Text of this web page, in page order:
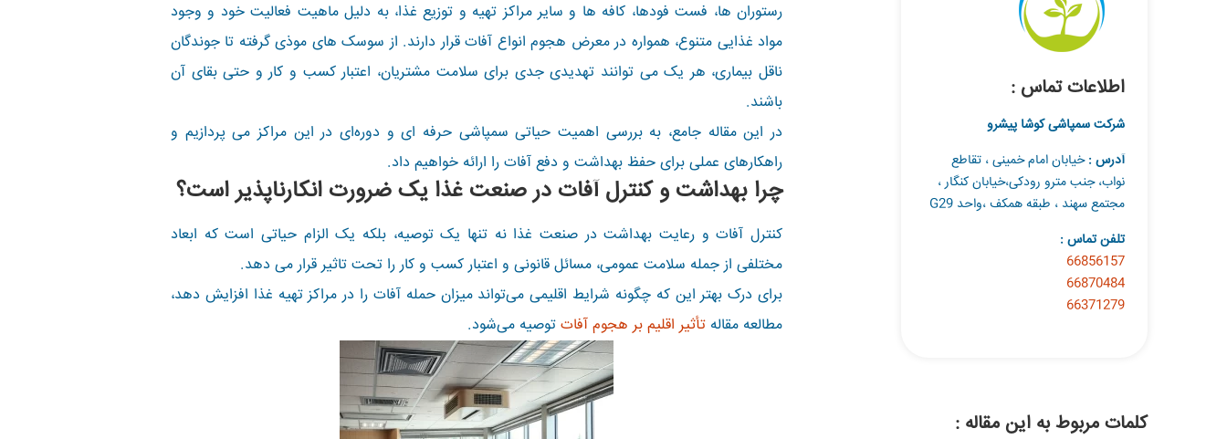
رستوران ها، فست فودها، کافه ها و سایر مراکز تهیه و توزیع غذا، به دلیل ماهیت فعالیت خود و وجود
مواد غذایی متنوع، همواره در معرض هجوم انواع آفات قرار دارند. از سوسک های موذی گرفته تا جوندگان
ناقل بیماری، هر یک می توانند تهدیدی جدی برای سلامت مشتریان، اعتبار کسب و کار و حتی بقای آن
باشند.
در این مقاله جامع، به بررسی اهمیت حیاتی سمپاشی حرفه ای و دوره‌ای در این مراکز می پردازیم و
راهکارهای عملی برای حفظ بهداشت و دفع آفات را ارائه خواهیم داد.
چرا بهداشت و کنترل آفات در صنعت غذا یک ضرورت انکارناپذیر است؟
کنترل آفات و رعایت بهداشت در صنعت غذا نه تنها یک توصیه، بلکه یک الزام حیاتی است که ابعاد
مختلفی از جمله سلامت عمومی، مسائل قانونی و اعتبار کسب و کار را تحت تاثیر قرار می دهد.
برای درک بهتر این که چگونه شرایط اقلیمی می‌تواند میزان حمله آفات را در مراکز تهیه غذا افزایش دهد،
مطالعه مقاله تأثیر اقلیم بر هجوم آفات توصیه می‌شود.
اطلاعات تماس :
شرکت سمپاشی کوشا پیشرو
آدرس :خیابان امام خمینی ، تقاطع
نواب، جنب مترو رودکی،خیابان کنگار ،
مجتمع سهند ، طبقه همکف ،واحد G29
تلفن تماس :
66856157
66870484
66371279
کلمات مربوط به این مقاله :